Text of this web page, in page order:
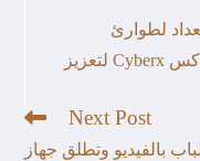
لطوارئ
الحاسبات والشبكات EG-Cert وسايبر إكس Cyberx لتعزيز
Next Post
بالفيديو وتطلق جهاز